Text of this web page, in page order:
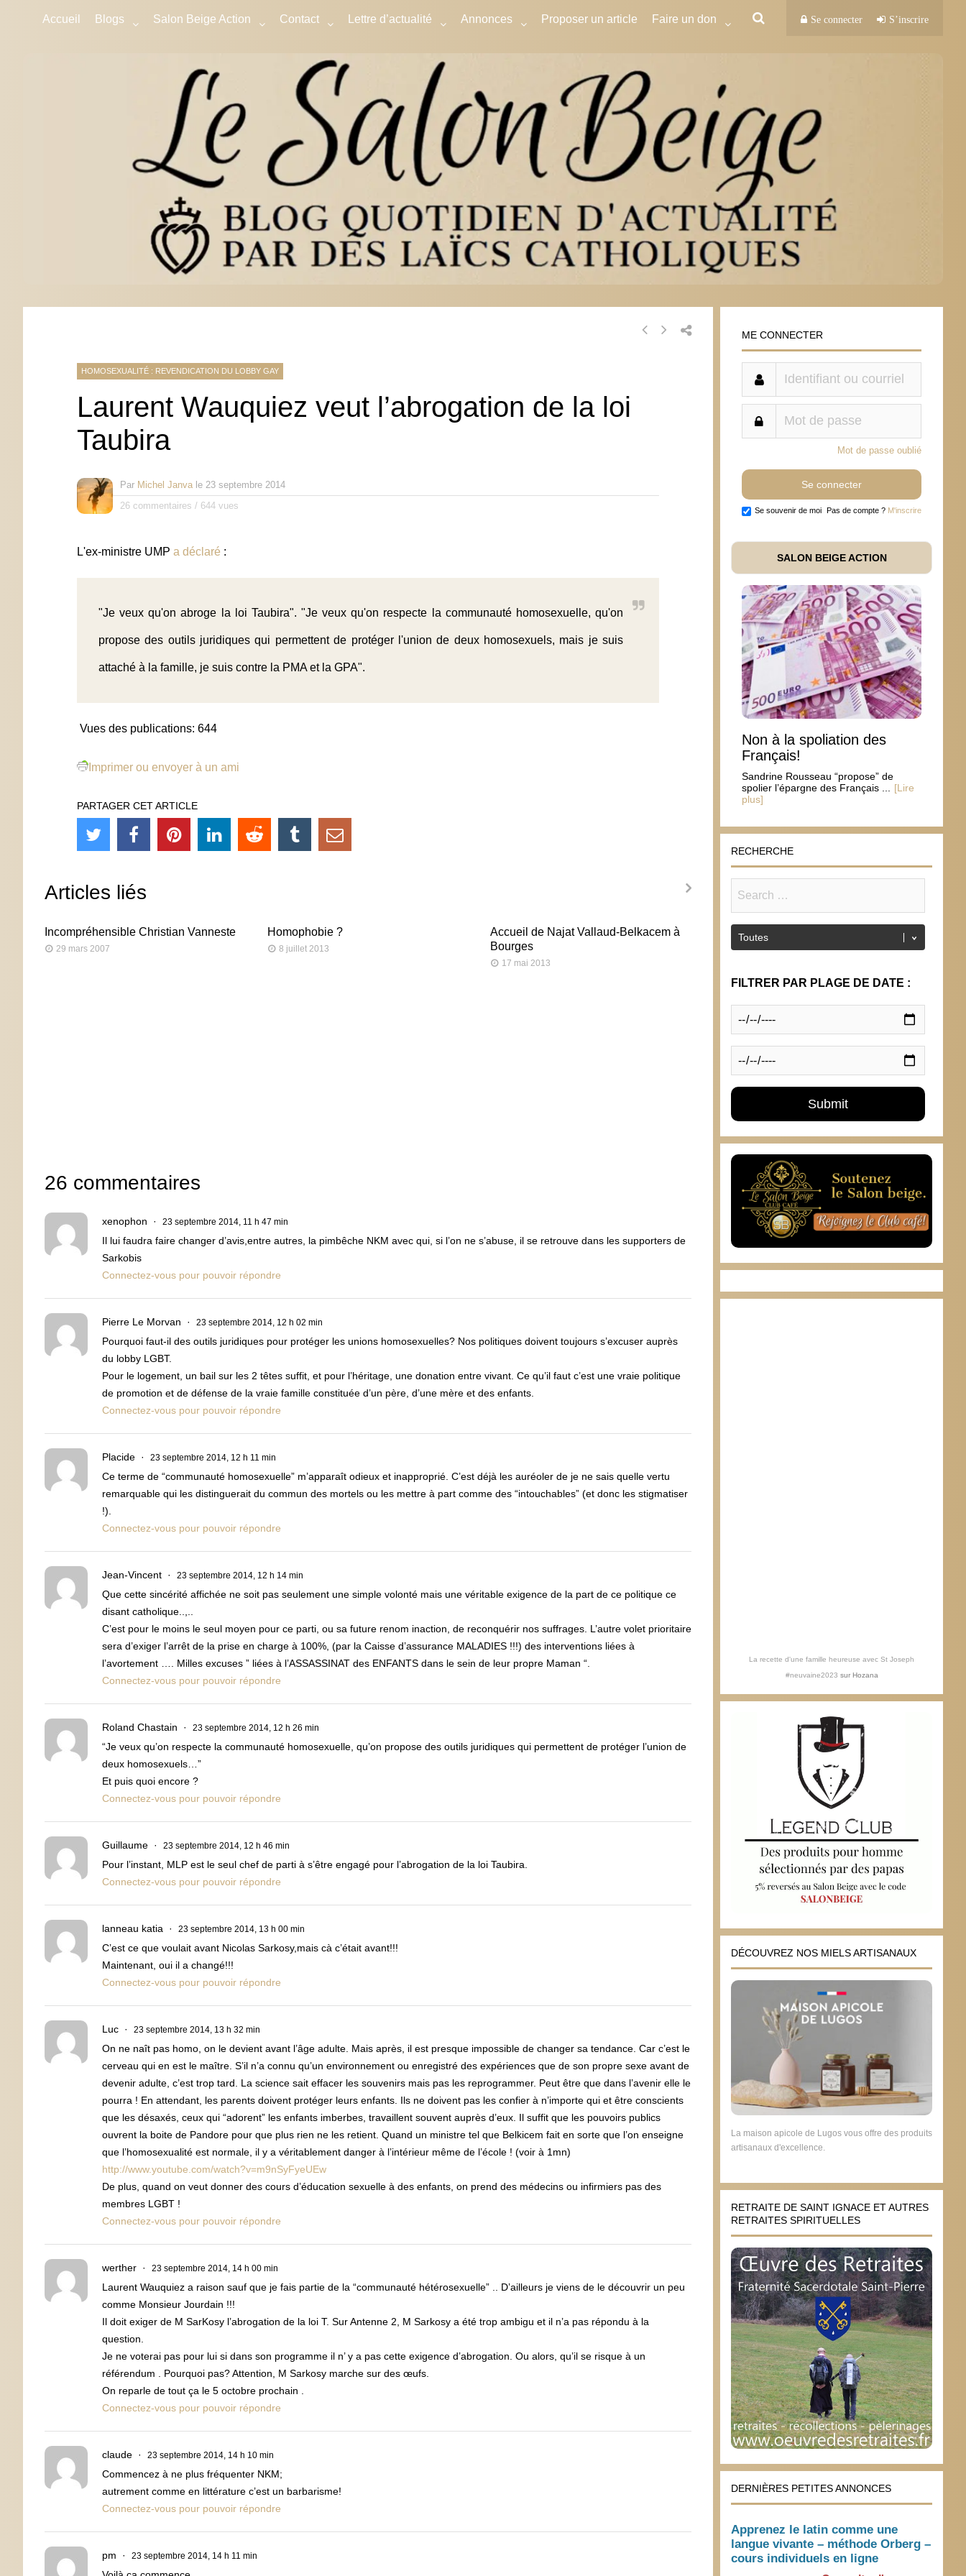
Accueil Blogs Salon Beige Action Contact Lettre d’actualité Annonces Proposer un article Faire un don Se connecter S’inscrire
HOMOSEXUALITÉ : REVENDICATION DU LOBBY GAY
Laurent Wauquiez veut l’abrogation de la loi
Taubira
Par Michel Janva le 23 septembre 2014
26 commentaires / 644 vues
L'ex-ministre UMP a déclaré :
"Je veux qu'on abroge la loi Taubira". "Je veux qu'on respecte la communauté homosexuelle, qu'on
propose des outils juridiques qui permettent de protéger l'union de deux homosexuels, mais je suis
attaché à la famille, je suis contre la PMA et la GPA".
Vues des publications: 644
Imprimer ou envoyer à un ami
PARTAGER CET ARTICLE
Articles liés
Incompréhensible Christian Vanneste
29 mars 2007
Homophobie ?
8 juillet 2013
Accueil de Najat Vallaud-Belkacem à
Bourges
17 mai 2013
Ils croient que cela va s’arrêter
15 avril 2013
26 commentaires
xenophon 23 septembre 2014, 11 h 47 min
Il lui faudra faire changer d’avis,entre autres, la pimbêche NKM avec qui, si l’on ne s’abuse, il se retrouve dans les supporters de
Sarkobis
Connectez-vous pour pouvoir répondre
Pierre Le Morvan 23 septembre 2014, 12 h 02 min
Pourquoi faut-il des outils juridiques pour protéger les unions homosexuelles? Nos politiques doivent toujours s’excuser auprès
du lobby LGBT.
Pour le logement, un bail sur les 2 têtes suffit, et pour l’héritage, une donation entre vivant. Ce qu’il faut c’est une vraie politique
de promotion et de défense de la vraie famille constituée d’un père, d’une mère et des enfants.
Connectez-vous pour pouvoir répondre
Placide 23 septembre 2014, 12 h 11 min
Ce terme de “communauté homosexuelle” m’apparaît odieux et inapproprié. C’est déjà les auréoler de je ne sais quelle vertu
remarquable qui les distinguerait du commun des mortels ou les mettre à part comme des “intouchables” (et donc les stigmatiser
!).
Connectez-vous pour pouvoir répondre
Jean-Vincent 23 septembre 2014, 12 h 14 min
Que cette sincérité affichée ne soit pas seulement une simple volonté mais une véritable exigence de la part de ce politique ce
disant catholique..,..
C’est pour le moins le seul moyen pour ce parti, ou sa future renom inaction, de reconquérir nos suffrages. L’autre volet prioritaire
sera d’exiger l’arrêt de la prise en charge à 100%, (par la Caisse d’assurance MALADIES !!!) des interventions liées à
l’avortement …. Milles excuses ” liées à l’ASSASSINAT des ENFANTS dans le sein de leur propre Maman “.
Connectez-vous pour pouvoir répondre
Roland Chastain 23 septembre 2014, 12 h 26 min
“Je veux qu’on respecte la communauté homosexuelle, qu’on propose des outils juridiques qui permettent de protéger l’union de
deux homosexuels…”
Et puis quoi encore ?
Connectez-vous pour pouvoir répondre
Guillaume 23 septembre 2014, 12 h 46 min
Pour l’instant, MLP est le seul chef de parti à s’être engagé pour l’abrogation de la loi Taubira.
Connectez-vous pour pouvoir répondre
lanneau katia 23 septembre 2014, 13 h 00 min
C’est ce que voulait avant Nicolas Sarkosy,mais cà c’était avant!!!
Maintenant, oui il a changé!!!
Connectez-vous pour pouvoir répondre
Luc 23 septembre 2014, 13 h 32 min
On ne naît pas homo, on le devient avant l’âge adulte. Mais après, il est presque impossible de changer sa tendance. Car c’est le
cerveau qui en est le maître. S’il n’a connu qu’un environnement ou enregistré des expériences que de son propre sexe avant de
devenir adulte, c’est trop tard. La science sait effacer les souvenirs mais pas les reprogrammer. Peut être que dans l’avenir elle le
pourra ! En attendant, les parents doivent protéger leurs enfants. Ils ne doivent pas les confier à n’importe qui et être conscients
que les désaxés, ceux qui “adorent” les enfants imberbes, travaillent souvent auprès d’eux. Il suffit que les pouvoirs publics
ouvrent la boite de Pandore pour que plus rien ne les retient. Quand un ministre tel que Belkicem fait en sorte que l’on enseigne
que l’homosexualité est normale, il y a véritablement danger à l’intérieur même de l’école ! (voir à 1mn)
http://www.youtube.com/watch?v=m9nSyFyeUEw
De plus, quand on veut donner des cours d’éducation sexuelle à des enfants, on prend des médecins ou infirmiers pas des
membres LGBT !
Connectez-vous pour pouvoir répondre
werther 23 septembre 2014, 14 h 00 min
Laurent Wauquiez a raison sauf que je fais partie de la “communauté hétérosexuelle” .. D’ailleurs je viens de le découvrir un peu
comme Monsieur Jourdain !!!
Il doit exiger de M SarKosy l’abrogation de la loi T. Sur Antenne 2, M Sarkosy a été trop ambigu et il n’a pas répondu à la
question.
Je ne voterai pas pour lui si dans son programme il n’ y a pas cette exigence d’abrogation. Ou alors, qu’il se risque à un
référendum . Pourquoi pas? Attention, M Sarkosy marche sur des œufs.
On reparle de tout ça le 5 octobre prochain .
Connectez-vous pour pouvoir répondre
claude 23 septembre 2014, 14 h 10 min
Commencez à ne plus fréquenter NKM;
autrement comme en littérature c’est un barbarisme!
Connectez-vous pour pouvoir répondre
pm 23 septembre 2014, 14 h 11 min
ME CONNECTER
Mot de passe oublié
Se souvenir de moi Pas de compte ? M'inscrire
SALON BEIGE ACTION
Non à la spoliation des
Français!
Sandrine Rousseau “propose” de
spolier l’épargne des Français ...
[Lire
plus]
RECHERCHE
FILTRER PAR PLAGE DE DATE :
La recette d'une famille heureuse avec St Joseph
#neuvaine2023 sur Hozana
DÉCOUVREZ NOS MIELS ARTISANAUX
La maison apicole de Lugos vous offre des produits
artisanaux d'excellence.
RETRAITE DE SAINT IGNACE ET AUTRES
RETRAITES SPIRITUELLES
DERNIÈRES PETITES ANNONCES
Apprenez le latin comme une
langue vivante – méthode Orberg –
cours individuels en ligne